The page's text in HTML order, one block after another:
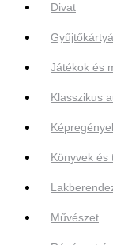
Divat
Játékok és
Klasszikus
Könyvek és
Művészet